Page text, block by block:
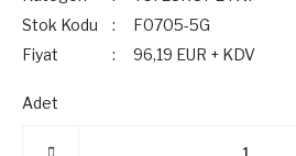
Stok Kodu
F0705-5G
Fiyat
96,19 EUR + KDV
Adet